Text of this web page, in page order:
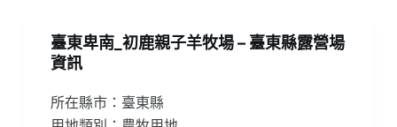
臺東卑南_初鹿親子羊牧場 – 臺東縣露營場
資訊
所在縣市：臺東縣